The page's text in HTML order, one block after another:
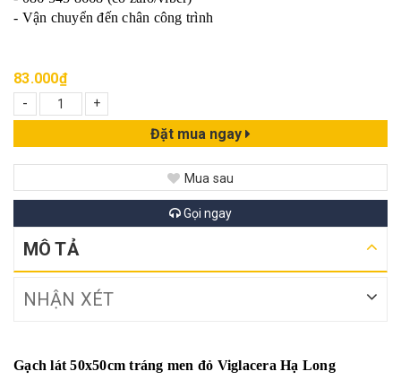
- Vận chuyển đến chân công trình
83.000₫
-
+
Đặt mua ngay
Mua sau
Gọi ngay
MÔ TẢ
NHẬN XÉT
Gạch lát 50x50cm tráng men đỏ Viglacera Hạ Long